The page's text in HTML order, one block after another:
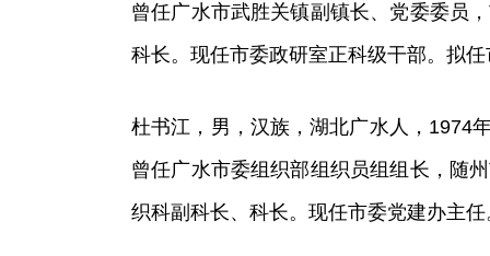
曾任广水市武胜关镇副镇长、党委委员
科长。现任市委政研室正科级干部。拟
杜书江，男，汉族，湖北广水人，1974
曾任广水市委组织部组织员组组长，随
织科副科长、科长。现任市委党建办主